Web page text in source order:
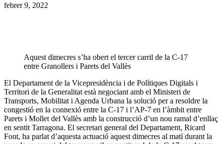
febrer 9, 2022
Aquest dimecres s’ha obert el tercer carril de la C-17
entre Granollers i Parets del Vallès
El Departament de la Vicepresidència i de Polítiques Digitals i
Territori de la Generalitat està negociant amb el Ministeri de
Transports, Mobilitat i Agenda Urbana la solució per a resoldre la
congestió en la connexió entre la C-17 i l’AP-7 en l’àmbit entre
Parets i Mollet del Vallès amb la construcció d’un nou ramal d’enllaç
en sentit Tarragona. El secretari general del Departament, Ricard
Font, ha parlat d’aquesta actuació aquest dimecres al matí durant la